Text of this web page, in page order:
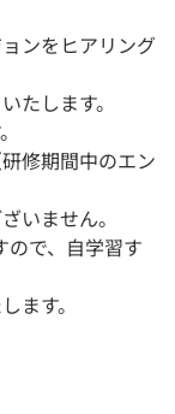
ンをヒアリング
たします。
修期間中のエン
いません。
ので、自学習す
ます。